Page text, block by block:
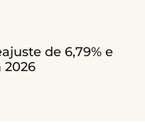
de 6,79% e
2026